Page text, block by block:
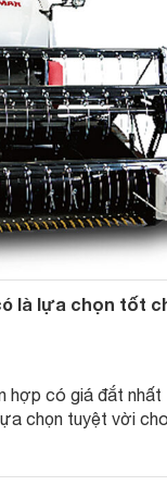
là lựa chọn tốt
hợp có giá đắt
chọn tuyệt vời